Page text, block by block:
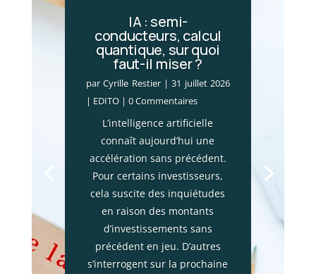
IA : semi-
conducteurs, calcul
quantique, sur quoi
faut-il miser ?
parCyrille Restier|31 juillet 2026
| EDITO| 0 Commentaires
L’intelligence artificielle
connaît aujourd’hui une
accélération sans précédent.
Pour certains investisseurs,
cela suscite des inquiétudes
en raison des montants
d’investissements sans
précédent en jeu. D’autres
s’interrogent sur la prochaine